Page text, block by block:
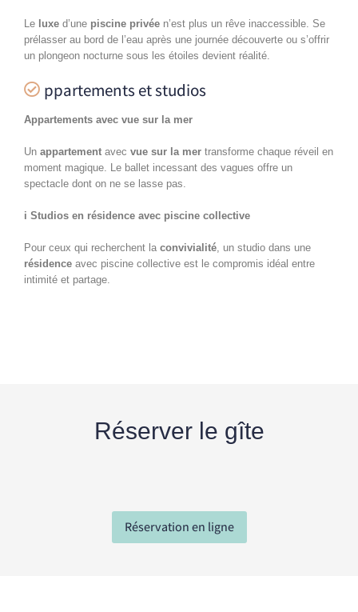
Le luxe d’une piscine privée n’est plus un rêve inaccessible. Se
prélasser au bord de l’eau après une journée découverte ou s’offrir
un plongeon nocturne sous les étoiles devient réalité.
ppartements et studios
Appartements avec vue sur la mer
Un appartement avec vue sur la mer transforme chaque réveil en
moment magique. Le ballet incessant des vagues offre un
spectacle dont on ne se lasse pas.
i Studios en résidence avec piscine collective
Pour ceux qui recherchent la convivialité , un studio dans une
résidence avec piscine collective est le compromis idéal entre
intimité et partage.
Réserver le gîte
Réservation en ligne